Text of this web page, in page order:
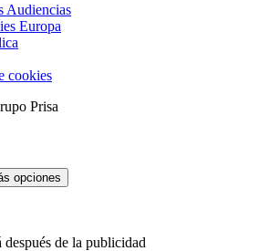
Audiencias
Europa
cookies
Prisa
opciones
de la publicidad